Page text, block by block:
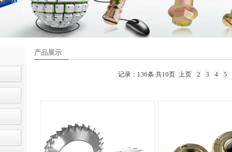
产品展示
记录：136条 共10页 上页 2 3 4 5